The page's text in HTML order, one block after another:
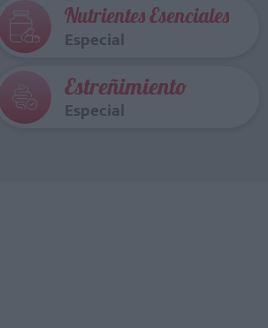
Nutrientes Esenciales
Especial
Estreñimiento
Especial